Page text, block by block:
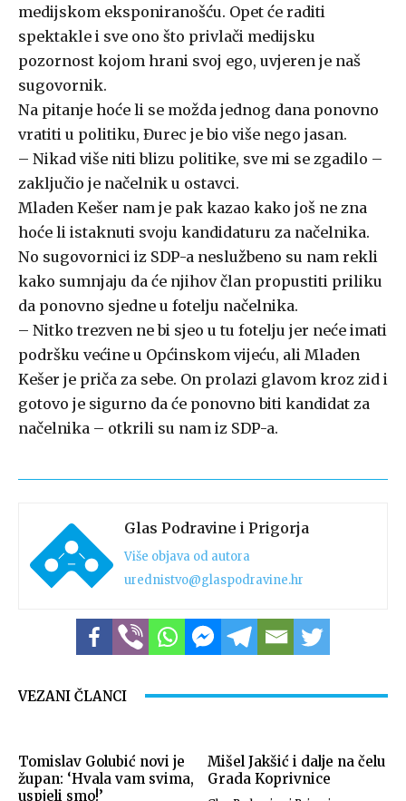
medijskom eksponiranošću. Opet će raditi
spektakle i sve ono što privlači medijsku
pozornost kojom hrani svoj ego, uvjeren je naš
sugovornik.
Na pitanje hoće li se možda jednog dana ponovno
vratiti u politiku, Đurec je bio više nego jasan.
– Nikad više niti blizu politike, sve mi se zgadilo –
zaključio je načelnik u ostavci.
Mladen Kešer nam je pak kazao kako još ne zna
hoće li istaknuti svoju kandidaturu za načelnika.
No sugovornici iz SDP-a neslužbeno su nam rekli
kako sumnjaju da će njihov član propustiti priliku
da ponovno sjedne u fotelju načelnika.
– Nitko trezven ne bi sjeo u tu fotelju jer neće imati
podršku većine u Općinskom vijeću, ali Mladen
Kešer je priča za sebe. On prolazi glavom kroz zid i
gotovo je sigurno da će ponovno biti kandidat za
načelnika – otkrili su nam iz SDP-a.
Glas Podravine i Prigorja
Više objava od autora
urednistvo@glaspodravine.hr
VEZANI ČLANCI
Tomislav Golubić novi je
župan: ‘Hvala vam svima,
uspjeli smo!’
Mišel Jakšić i dalje na čelu
Grada Koprivnice